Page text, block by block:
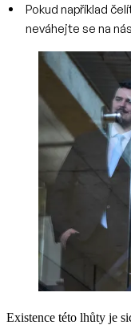
Pokud například
neváhejte se na
Existence této lhůty je